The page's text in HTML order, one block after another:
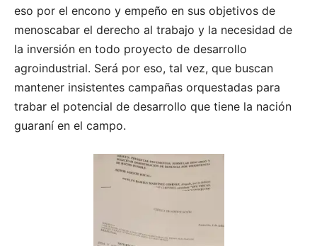
eso por el encono y empeño en sus objetivos de
menoscabar el derecho al trabajo y la necesidad de
la inversión en todo proyecto de desarrollo
agroindustrial. Será por eso, tal vez, que buscan
mantener insistentes campañas orquestadas para
trabar el potencial de desarrollo que tiene la nación
guaraní en el campo.